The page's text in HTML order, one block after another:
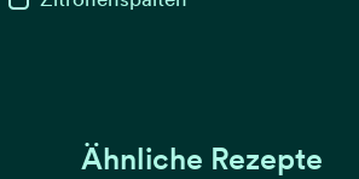
Ähnliche Rezepte